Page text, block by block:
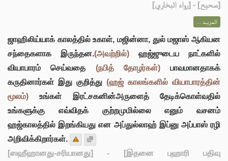
[صحيح] - [رواه البخاري]
المزيــد ...
ஜாஹிலிய்யாக் காலத்தில் உகாள், மஜின்னா, துல் மஜாஸ் ஆகியன
சந்தைகளாக இருந்தன.(அவற்றில்) ஹஜ்ஜுடைய நாட்களில்
வியாபாரம் செய்வதை (நபித் தோழர்கள்)பாவமானதாகக்
கருதினார்கள் இது குறித்து (ஹஜ் காலங்களில் வியாபாரத்தின்
மூலம்) உங்கள் இரட்சகனின்அருளைத் தேடிக்கொள்வதில்
உங்களுக்கு எவ்விதக் குற்றமுமில்லை எனும் வசனம்
ஹஜ்காலத்தில் இறங்கியது என அப்துல்லாஹ் இப்னு அப்பாஸ் ரழி
அறிவிக்கிறார்கள்.
[ஸஹீஹானது-சரியானது]
- [இதனை புஹாரி பதிவு